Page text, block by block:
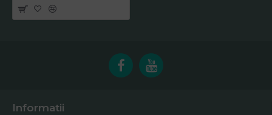
Informatii